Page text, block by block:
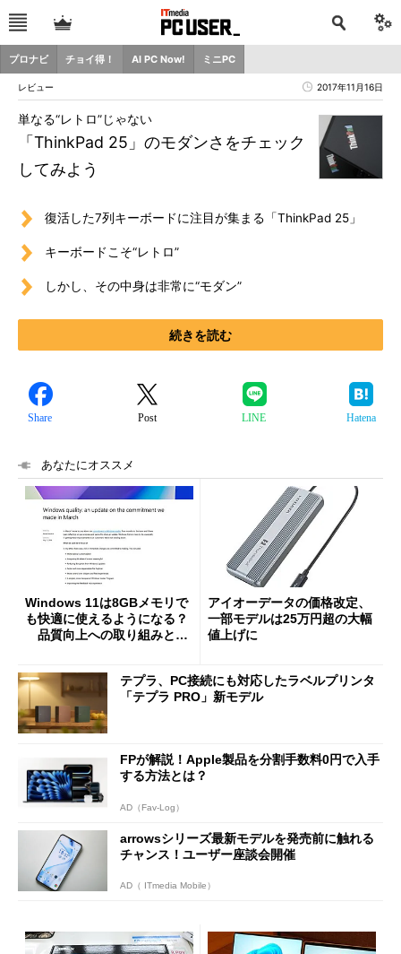
プロナビ チョイ得！ AI PC Now! ミニPC
レビュー 2017年11月16日
「ThinkPad 25」のモダンさをチェック
してみよう
単なる“レトロ”じゃない
復活した7列キーボードに注目が集まる「ThinkPad 25」
キーボードこそ“レトロ”
しかし、その中身は非常に“モダン”
続きを読む
Share Post LINE Hatena
あなたにオススメ
Windows 11は8GBメモリで
も快適に使えるようになる？
品質向上への取り組みと
アイオーデータの価格改定、
一部モデルは25万円超の大幅
値上げに
テプラ、PC接続にも対応したラベルプリンタ
「テプラ PRO」新モデル
FPが解説！Apple製品を分割手数料0円で入手
する方法とは？
AD（Fav-Log）
arrowsシリーズ最新モデルを発売前に触れる
チャンス！ユーザー座談会開催
AD（ ITmedia Mobile）